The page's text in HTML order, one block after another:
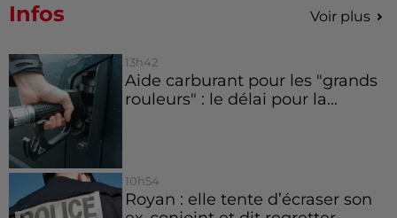
Infos Voir plus
13h42
Aide carburant pour les "grands
rouleurs" : le délai pour la...
10h54
Royan : elle tente d’écraser son